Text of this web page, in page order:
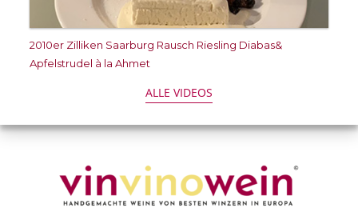
2010er Zilliken Saarburg Rausch Riesling Diabas&
Apfelstrudel à la Ahmet
ALLE VIDEOS